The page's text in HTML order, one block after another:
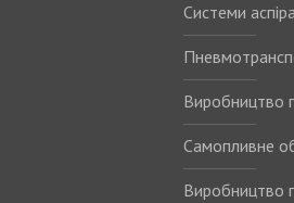
Системи
Виробництво
Самопливне
Виробництво